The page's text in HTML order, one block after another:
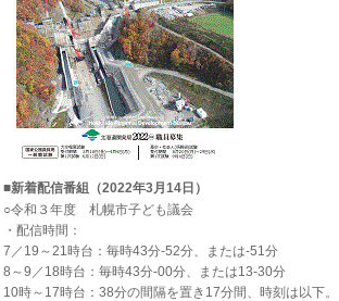
■新着配信番組（2022年3月14日）
○令和３年度 札幌市子ども議会
・配信時間：
7／19～21時台：毎時43分-52分、または-51分
8～9／18時台：毎時43分-00分、または13-30分
10時～17時台：38分の間隔を置き17分間、時刻は以下。